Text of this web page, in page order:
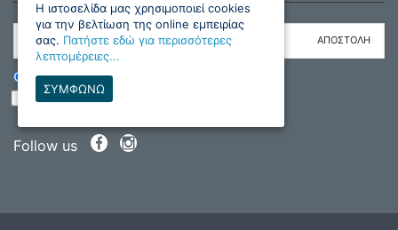
ΕΓΓΡΑΦΗ
Διάβασα και συμφωνώ με τους όρους
Follow us
H ιστοσελίδα μας χρησιμοποιεί cookies
για την βελτίωση της online εμπειρίας
σας. Πατήστε εδώ για περισσότερες
λεπτομέρειες...
ΣΥΜΦΩΝΩ